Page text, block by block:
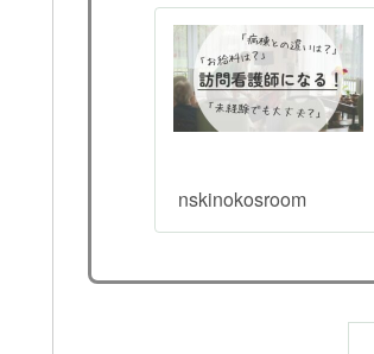
nskinokosroom